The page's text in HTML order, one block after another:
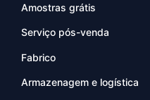
Amostras grátis
Serviço pós-venda
Fabrico
Armazenagem e logística